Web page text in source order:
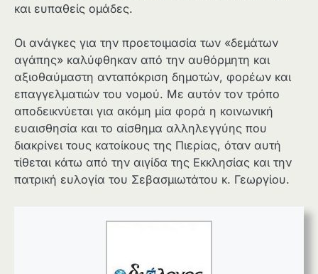
και ευπαθείς ομάδες.
Οι ανάγκες για την προετοιμασία των «δεμάτων
αγάπης» καλύφθηκαν από την αυθόρμητη και
αξιοθαύμαστη ανταπόκριση δημοτών, φορέων και
επαγγελματιών του νομού. Με αυτόν τον τρόπο
αποδεικνύεται για ακόμη μία φορά η κοινωνική
ευαισθησία και το αίσθημα αλληλεγγύης που
διακρίνει τους κατοίκους της Πιερίας, όταν αυτή
τίθεται κάτω από την αιγίδα της Εκκλησίας και την
πατρική ευλογία του Σεβασμιωτάτου κ. Γεωργίου.